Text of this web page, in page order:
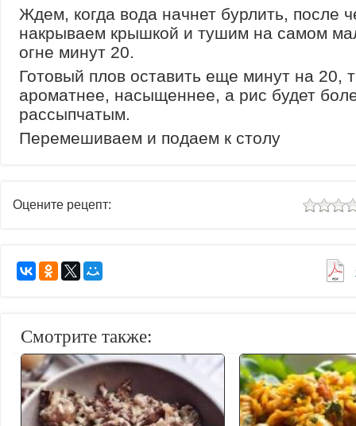
Ждем, когда вода начнет бурлить, после
накрываем крышкой и тушим на самом
огне минут 20.
Готовый плов оставить еще минут на 20,
ароматнее, насыщеннее, а рис будет
рассыпчатым.
Перемешиваем и подаем к столу
Оцените рецепт:
Смотрите также: